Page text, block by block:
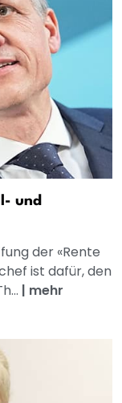
und
der «Rente
ist dafür, den
| mehr